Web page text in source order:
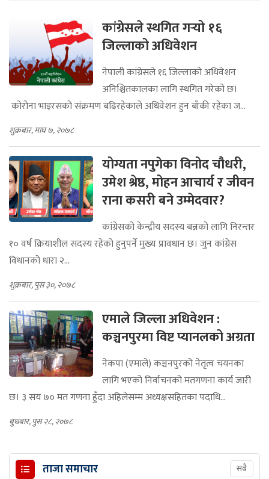
कांग्रेसले स्थगित गर्‍यो १६
जिल्लाको अधिवेशन
नेपाली कांग्रेसले १६ जिल्लाको अधिवेशन
अनिश्चितकालका लागि स्थगित गरेको छ।
कोरोना भाइरसको संक्रमण बढिरहेकाले अधिवेशन हुन बाँकी रहेका ज...
शुक्रबार, माघ ७, २०७८
योग्यता नपुगेका विनोद चौधरी,
उमेश श्रेष्ठ, मोहन आचार्य र जीवन
राना कसरी बने उम्मेदवार?
कांग्रेसको केन्द्रीय सदस्य बन्नको लागि निरन्तर
१० वर्ष क्रियाशील सदस्य रहेको हुनुपर्ने मुख्य प्रावधान छ। जुन कांग्रेस
विधानको धारा २...
शुक्रबार, पुस ३०, २०७८
एमाले जिल्ला अधिवेशन :
कञ्चनपुरमा विष्ट प्यानलको अग्रता
नेकपा (एमाले) कञ्चनपुरको नेतृत्व चयनका
लागि भएको निर्वाचनको मतगणना कार्य जारी
छ। ३ सय ७० मत गणना हुँदा अहिलेसम्म अध्यक्षसहितका पदाधि...
बुधबार, पुस २८, २०७८
ताजा समाचार सबै